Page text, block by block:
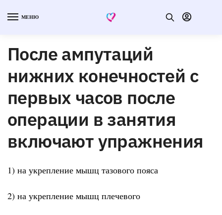
МЕНЮ
После ампутаций
нижних конечностей с
первых часов после
операции в занятия
включают упражнения
1) на укрепление мышц тазового пояса
2) на укрепление мышц плечевого